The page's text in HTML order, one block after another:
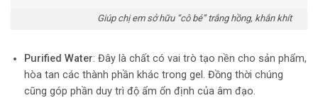
Giúp chị em sở hữu “cô bé” trắng hồng, khắn khít
Purified Water: Đây là chất có vai trò tạo nền cho sản phẩm,
hòa tan các thành phần khác trong gel. Đồng thời chúng
cũng góp phần duy trì độ ẩm ổn định của âm đạo.